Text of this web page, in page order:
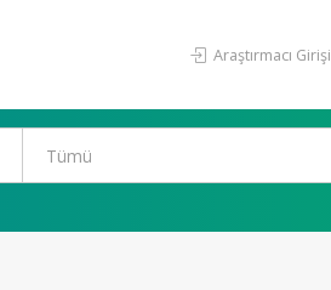
Araştırmacı Girişi